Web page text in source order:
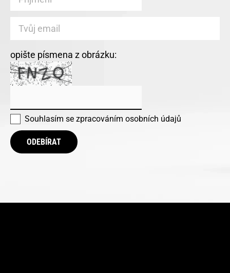
opište písmena z obrázku:
Souhlasím se zpracováním osobních údajů
ODEBÍRAT